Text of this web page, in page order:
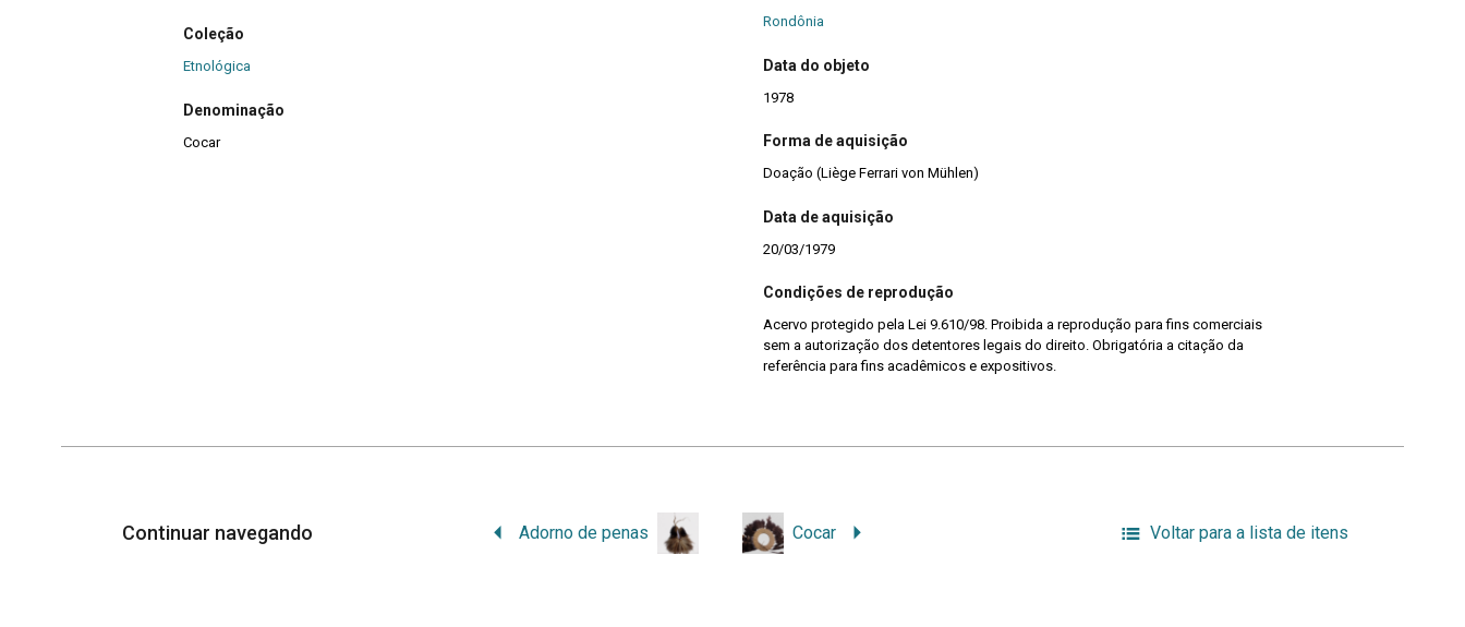
Coleção
Etnológica
Denominação
Cocar
Rondônia
Data do objeto
1978
Forma de aquisição
Doação (Liège Ferrari von Mühlen)
Data de aquisição
20/03/1979
Condições de reprodução
Acervo protegido pela Lei 9.610/98. Proibida a reprodução para fins comerciais
sem a autorização dos detentores legais do direito. Obrigatória a citação da
referência para fins acadêmicos e expositivos.
Continuar navegando Adorno de penas Cocar Voltar para a lista de itens